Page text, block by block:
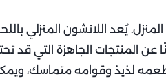
المنزل. يُعد اللانشون المنزلي
عن المنتجات الجاهزة التي
طعمه لذيذ وقوامه متماسك،